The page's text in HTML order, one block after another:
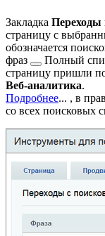
Закладка Переходы
страницу с
обозначается
фраз
Полный
страницу пришли
Веб-аналитика.
Подробнее... , в
со всех поисковых